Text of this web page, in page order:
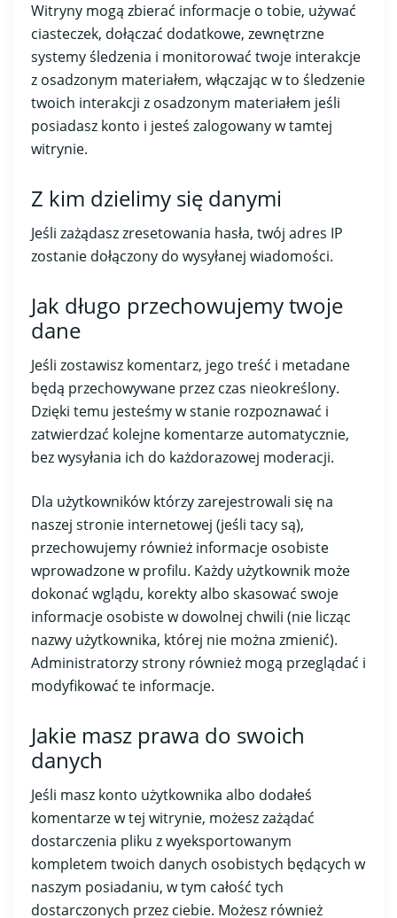
Witryny mogą zbierać informacje o tobie, używać
ciasteczek, dołączać dodatkowe, zewnętrzne
systemy śledzenia i monitorować twoje interakcje
z osadzonym materiałem, włączając w to śledzenie
twoich interakcji z osadzonym materiałem jeśli
posiadasz konto i jesteś zalogowany w tamtej
witrynie.
Z kim dzielimy się danymi
Jeśli zażądasz zresetowania hasła, twój adres IP
zostanie dołączony do wysyłanej wiadomości.
Jak długo przechowujemy twoje
dane
Jeśli zostawisz komentarz, jego treść i metadane
będą przechowywane przez czas nieokreślony.
Dzięki temu jesteśmy w stanie rozpoznawać i
zatwierdzać kolejne komentarze automatycznie,
bez wysyłania ich do każdorazowej moderacji.
Dla użytkowników którzy zarejestrowali się na
naszej stronie internetowej (jeśli tacy są),
przechowujemy również informacje osobiste
wprowadzone w profilu. Każdy użytkownik może
dokonać wglądu, korekty albo skasować swoje
informacje osobiste w dowolnej chwili (nie licząc
nazwy użytkownika, której nie można zmienić).
Administratorzy strony również mogą przeglądać i
modyfikować te informacje.
Jakie masz prawa do swoich
danych
Jeśli masz konto użytkownika albo dodałeś
komentarze w tej witrynie, możesz zażądać
dostarczenia pliku z wyeksportowanym
kompletem twoich danych osobistych będących w
naszym posiadaniu, w tym całość tych
dostarczonych przez ciebie. Możesz również